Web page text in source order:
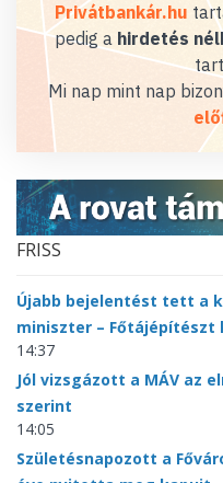
Privátbankár.hu
pedig a hirdetés
Mi nap mint nap
FRISS
Újabb bejelentést tett a
miniszter – Főtájépítészt
14:37
Jól vizsgázott a MÁV az
szerint
14:05
Születésnapozott a